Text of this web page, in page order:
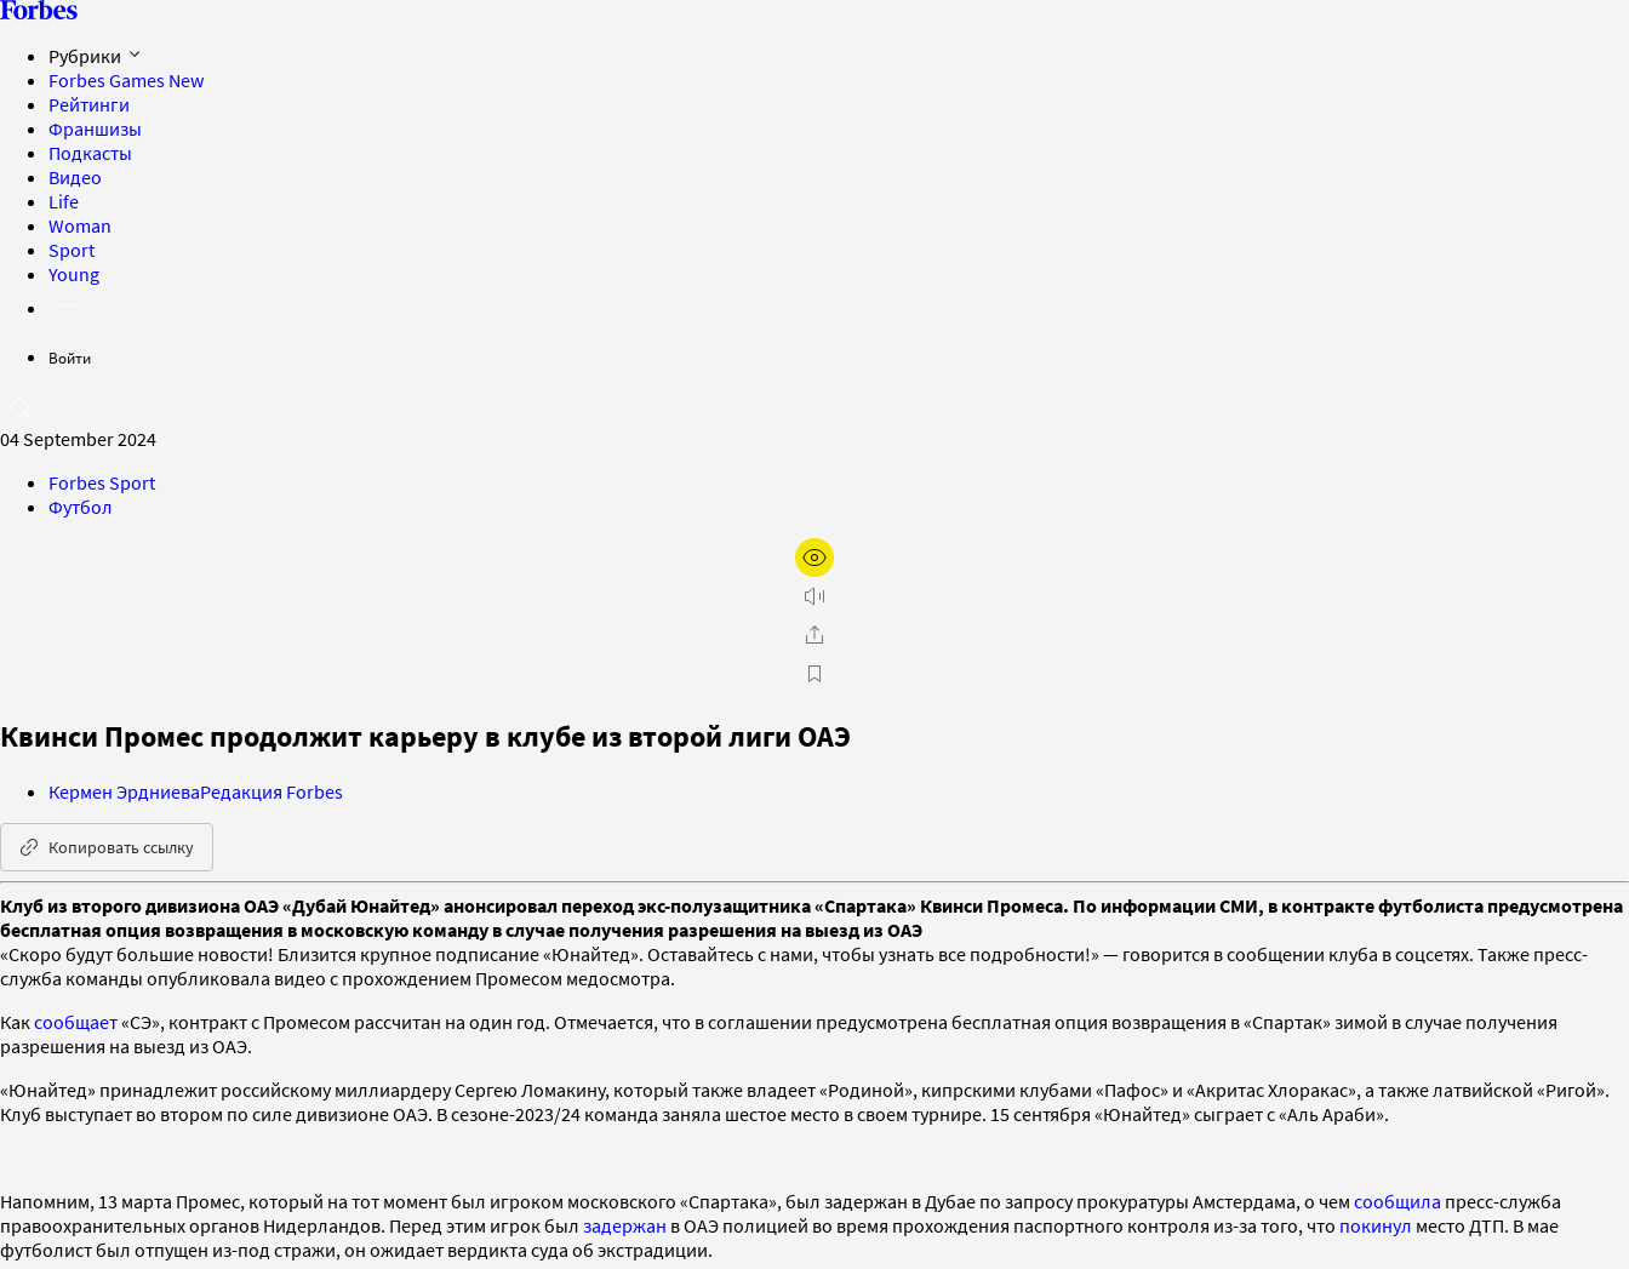
Рубрики
Forbes Games New
Рейтинги
Франшизы
Подкасты
Видео
Life
Woman
Sport
Young
Войти
04 September 2024
Forbes Sport
Футбол
Квинси Промес продолжит карьеру в клубе из второй лиги ОАЭ
Кермен ЭрдниеваРедакция Forbes
Копировать ссылку
Клуб из второго дивизиона ОАЭ «Дубай Юнайтед» анонсировал переход экс-полузащитника «Спартака» Квинси Промеса. По информации СМИ, в контракте футболиста предусмотрена
бесплатная опция возвращения в московскую команду в случае получения разрешения на выезд из ОАЭ
«Скоро будут большие новости! Близится крупное подписание «Юнайтед». Оставайтесь с нами, чтобы узнать все подробности!» — говорится в сообщении клуба в соцсетях. Также пресс-
служба команды опубликовала видео с прохождением Промесом медосмотра.
Каксообщает«СЭ», контракт с Промесом рассчитан на один год. Отмечается, что в соглашении предусмотрена бесплатная опция возвращения в «Спартак» зимой в случае получения
разрешения на выезд из ОАЭ.
«Юнайтед» принадлежит российскому миллиардеру Сергею Ломакину, который также владеет «Родиной», кипрскими клубами «Пафос» и «Акритас Хлоракас», а также латвийской «Ригой».
Клуб выступает во втором по силе дивизионе ОАЭ. В сезоне-2023/24 команда заняла шестое место в своем турнире. 15 сентября «Юнайтед» сыграет с «Аль Араби».
Напомним, 13 марта Промес, который на тот момент был игроком московского «Спартака», был задержан в Дубае по запросу прокуратуры Амстердама, о чем сообщила пресс-служба
правоохранительных органов Нидерландов. Перед этим игрок был задержан в ОАЭ полицией во время прохождения паспортного контроля из-за того, что покинул место ДТП. В мае
футболист был отпущен из-под стражи, он ожидает вердикта суда об экстрадиции.